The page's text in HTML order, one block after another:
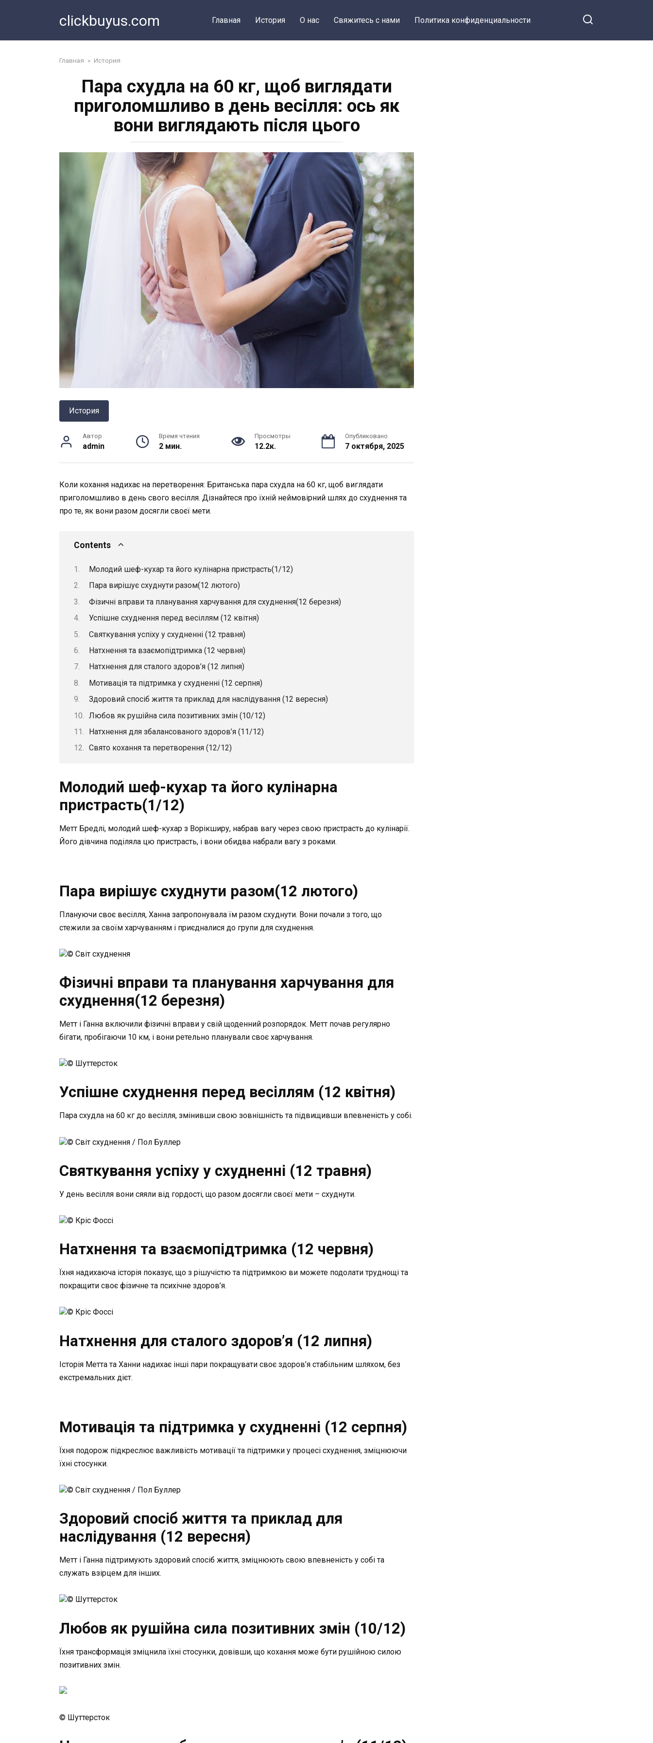
clickbuyus.com Главная История О нас Свяжитесь с нами Политика конфиденциальности
Главная » История
Пара схудла на 60 кг, щоб виглядати
приголомшливо в день весілля: ось як
вони виглядають після цього
История
Автор
admin
Время чтения
2 мин.
Просмотры
12.2к.
Опубликовано
7 октября, 2025
Коли кохання надихає на перетворення: Британська пара схудла на 60 кг, щоб виглядати
приголомшливо в день свого весілля. Дізнайтеся про їхній неймовірний шлях до схуднення та
про те, як вони разом досягли своєї мети.
Contents
Молодий шеф-кухар та його кулінарна пристрасть(1/12)
Пара вирішує схуднути разом(12 лютого)
Фізичні вправи та планування харчування для схуднення(12 березня)
Успішне схуднення перед весіллям (12 квітня)
Святкування успіху у схудненні (12 травня)
Натхнення та взаємопідтримка (12 червня)
Натхнення для сталого здоров’я (12 липня)
Мотивація та підтримка у схудненні (12 серпня)
Здоровий спосіб життя та приклад для наслідування (12 вересня)
Любов як рушійна сила позитивних змін (10/12)
Натхнення для збалансованого здоров’я (11/12)
Свято кохання та перетворення (12/12)
Молодий шеф-кухар та його кулінарна
пристрасть(1/12)
Метт Бредлі, молодий шеф-кухар з Ворікширу, набрав вагу через свою пристрасть до кулінарії.
Його дівчина поділяла цю пристрасть, і вони обидва набрали вагу з роками.
Пара вирішує схуднути разом(12 лютого)
Плануючи своє весілля, Ханна запропонувала їм разом схуднути. Вони почали з того, що
стежили за своїм харчуванням і приєдналися до групи для схуднення.
© Світ схуднення
Фізичні вправи та планування харчування для
схуднення(12 березня)
Метт і Ганна включили фізичні вправи у свій щоденний розпорядок. Метт почав регулярно
бігати, пробігаючи 10 км, і вони ретельно планували своє харчування.
© Шуттерсток
Успішне схуднення перед весіллям (12 квітня)
Пара схудла на 60 кг до весілля, змінивши свою зовнішність та підвищивши впевненість у собі.
© Світ схуднення / Пол Буллер
Святкування успіху у схудненні (12 травня)
У день весілля вони сяяли від гордості, що разом досягли своєї мети – схуднути.
© Кріс Фоссі
Натхнення та взаємопідтримка (12 червня)
Їхня надихаюча історія показує, що з рішучістю та підтримкою ви можете подолати труднощі та
покращити своє фізичне та психічне здоров’я.
© Кріс Фоссі
Натхнення для сталого здоров’я (12 липня)
Історія Метта та Ханни надихає інші пари покращувати своє здоров’я стабільним шляхом, без
екстремальних дієт.
Мотивація та підтримка у схудненні (12 серпня)
Їхня подорож підкреслює важливість мотивації та підтримки у процесі схуднення, зміцнюючи
їхні стосунки.
© Світ схуднення / Пол Буллер
Здоровий спосіб життя та приклад для
наслідування (12 вересня)
Метт і Ганна підтримують здоровий спосіб життя, зміцнюють свою впевненість у собі та
служать взірцем для інших.
© Шуттерсток
Любов як рушійна сила позитивних змін (10/12)
Їхня трансформація зміцнила їхні стосунки, довівши, що кохання може бути рушійною силою
позитивних змін.
© Шуттерсток